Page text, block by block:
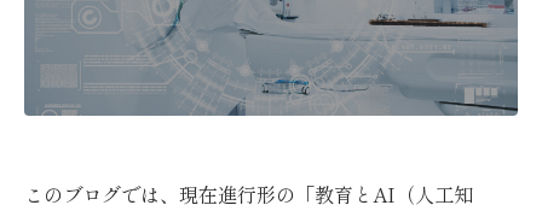
このブログでは、現在進行形の「教育とAI（人工知